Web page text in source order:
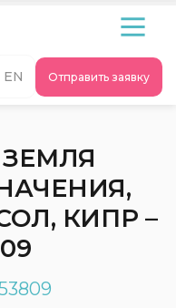
Отправить заявку
EN
КИПР –